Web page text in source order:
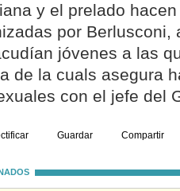
y el prelado
por Berlusconi,
jóvenes a las
de la cuals asegura
con el jefe del
Guardar Compartir